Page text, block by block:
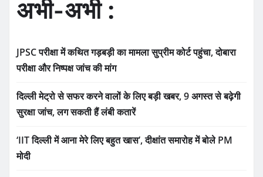
अभी-अभी :
JPSC परीक्षा में कथित गड़बड़ी का मामला सुप्रीम कोर्ट पहुंचा, दोबारा
परीक्षा और निष्पक्ष जांच की मांग
दिल्ली मेट्रो से सफर करने वालों के लिए बड़ी खबर, 9 अगस्त से बढ़ेगी
सुरक्षा जांच, लग सकती हैं लंबी कतारें
‘IIT दिल्ली में आना मेरे लिए बहुत खास’, दीक्षांत समारोह में बोले PM
मोदी